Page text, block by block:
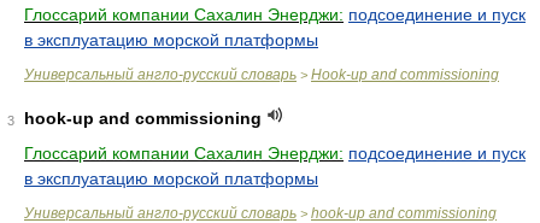
Глоссарий компании Сахалин Энерджи: подсоединение и пуск
в эксплуатацию морской платформы
Универсальный англо-русский словарь > Hook-up and commissioning
3
hook-up and commissioning
Глоссарий компании Сахалин Энерджи: подсоединение и пуск
в эксплуатацию морской платформы
Универсальный англо-русский словарь > hook-up and commissioning